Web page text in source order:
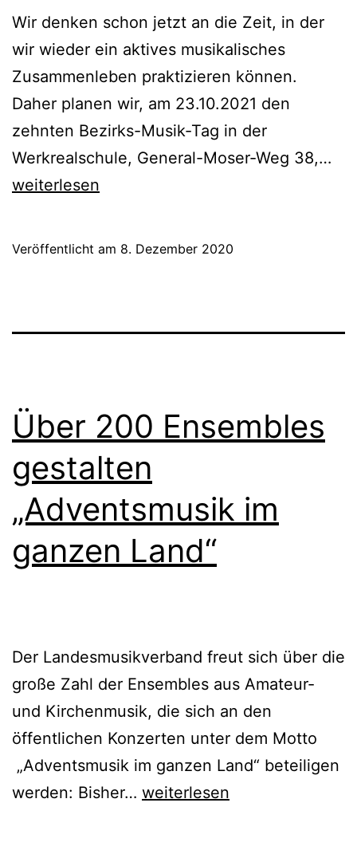
Wir denken schon jetzt an die Zeit, in der
wir wieder ein aktives musikalisches
Zusammenleben praktizieren können.
Daher planen wir, am 23.10.2021 den
zehnten Bezirks-Musik-Tag in der
Werkrealschule, General-Moser-Weg 38,…
weiterlesen
Veröffentlicht am 8. Dezember 2020
Über 200 Ensembles
gestalten
„Adventsmusik im
ganzen Land“
Der Landesmusikverband freut sich über die
große Zahl der Ensembles aus Amateur-
und Kirchenmusik, die sich an den
öffentlichen Konzerten unter dem Motto
„Adventsmusik im ganzen Land“ beteiligen
werden: Bisher… Über
weiterlesen